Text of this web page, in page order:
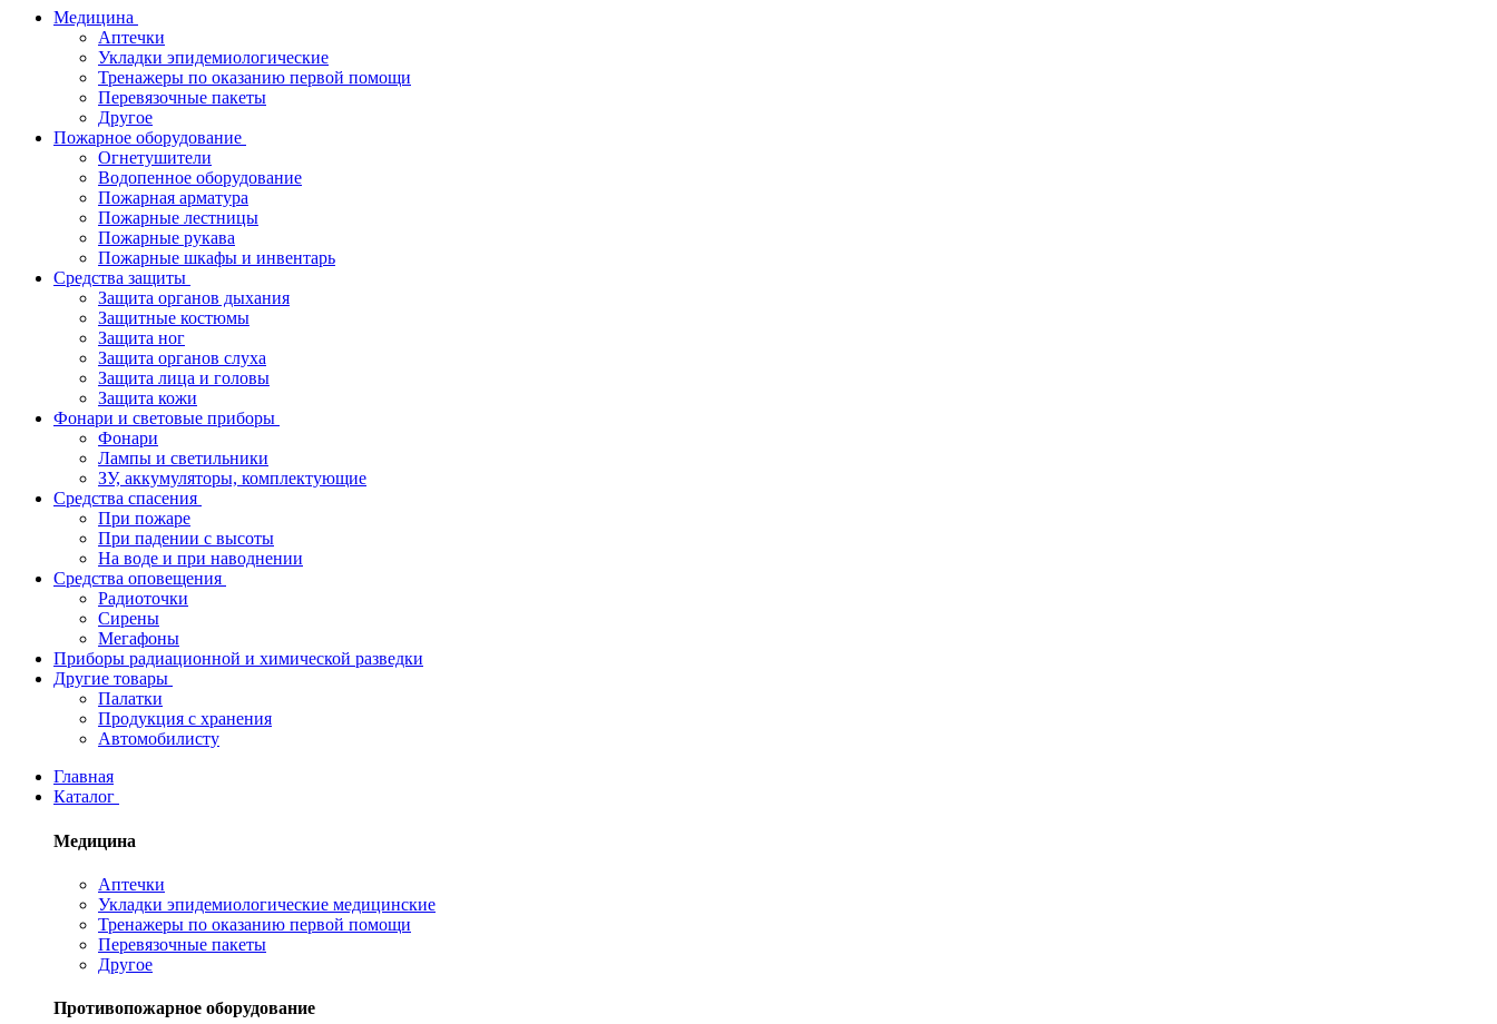
Медицина
Аптечки
Укладки эпидемиологические
Тренажеры по оказанию первой помощи
Перевязочные пакеты
Другое
Пожарное оборудование
Огнетушители
Водопенное оборудование
Пожарная арматура
Пожарные лестницы
Пожарные рукава
Пожарные шкафы и инвентарь
Средства защиты
Защита органов дыхания
Защитные костюмы
Защита ног
Защита органов слуха
Защита лица и головы
Защита кожи
Фонари и световые приборы
Фонари
Лампы и светильники
ЗУ, аккумуляторы, комплектующие
Средства спасения
При пожаре
При падении с высоты
На воде и при наводнении
Средства оповещения
Радиоточки
Сирены
Мегафоны
Приборы радиационной и химической разведки
Другие товары
Палатки
Продукция с хранения
Автомобилисту
Главная
Каталог
Медицина
Аптечки
Укладки эпидемиологические медицинские
Тренажеры по оказанию первой помощи
Перевязочные пакеты
Другое
Противопожарное оборудование